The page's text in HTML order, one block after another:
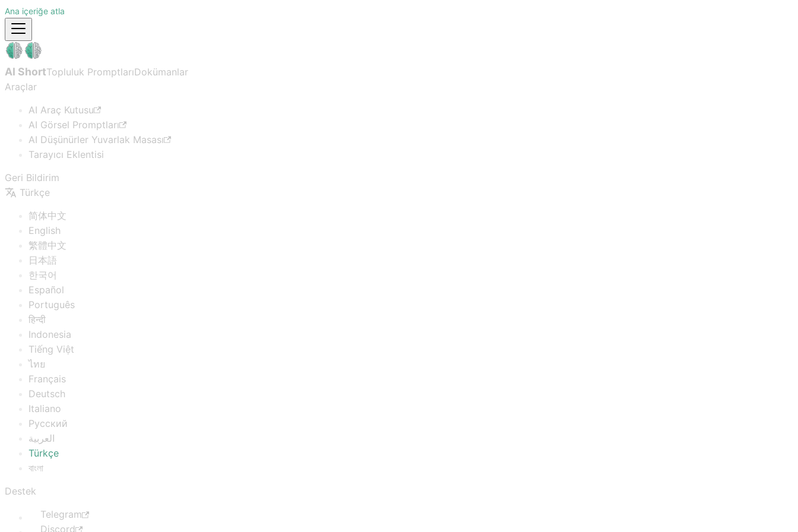
Ana içeriğe atla
AI ShortTopluluk PromptlarıDokümanlar
Araçlar
AI Araç Kutusu
AI Görsel Promptları
AI Düşünürler Yuvarlak Masası
Tarayıcı Eklentisi
Geri Bildirim
Türkçe
简体中文
English
繁體中文
日本語
한국어
Español
Português
हिन्दी
Indonesia
Tiếng Việt
ไทย
Français
Deutsch
Italiano
Русский
العربية
Türkçe
বাংলা
Destek
Telegram
Discord